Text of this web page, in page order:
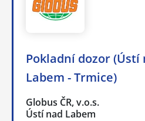
Pokladní dozor (Ústí
Labem - Trmice)
Globus ČR, v.o.s.
Ústí nad Labem